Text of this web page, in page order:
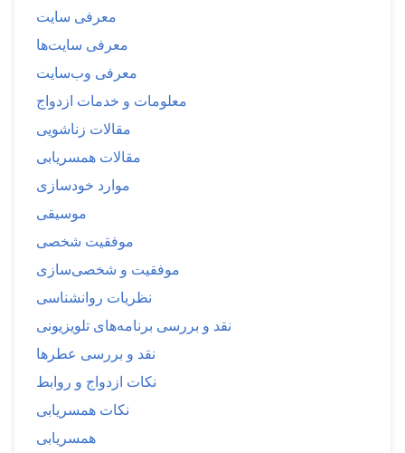
معرفی سایت
معرفی سایت‌ها
معرفی وب‌سایت
معلومات و خدمات ازدواج
مقالات زناشویی
مقالات همسریابی
موارد خودسازی
موسیقی
موفقیت شخصی
موفقیت و شخصی‌سازی
نظریات روانشناسی
نقد و بررسی برنامه‌های تلویزیونی
نقد و بررسی عطرها
نکات ازدواج و روابط
نکات همسریابی
همسریابی